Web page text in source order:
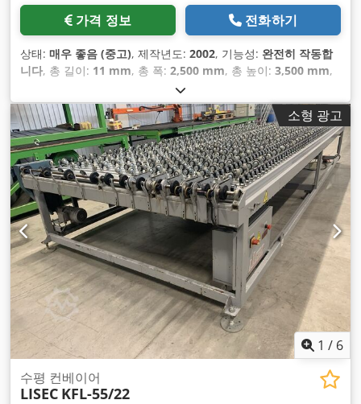
가격 정보 전화하기
상태: 매우 좋음 (중고), 제작년도: 2002, 기능성: 완전히 작동합
니다, 총 길이: 11 mm, 총 폭: 2,500 mm, 총 높이: 3,500 mm,
, 입력 전압:400 V
전류 유형:삼상, 동력:60 킬로와트 (81.58 마력),
소형 광고
1 / 6
수평 컨베이어
LISEC KFL-55/22